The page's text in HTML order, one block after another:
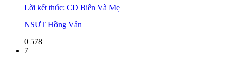
Lời kết thúc: CD Biển Và Mẹ
NSƯT Hồng Vân
0 578
7